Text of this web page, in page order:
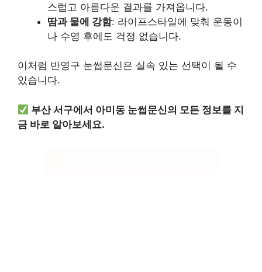
스럽고 아름다운 결과를 가져옵니다.
땀과 물에 강함: 라이프스타일에 맞춰 운동이
나 수영 후에도 걱정 없습니다.
이처럼 반영구 눈썹문신은 실속 있는 선택이 될 수
있습니다.
부산 서구에서 아미동 눈썹문신의 모든 정보를 지
금 바로 알아보세요.